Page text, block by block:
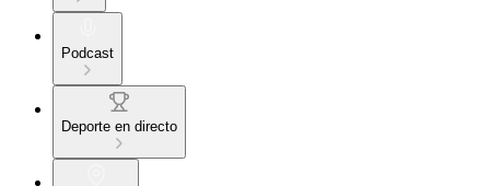
Podcast
Deporte en directo